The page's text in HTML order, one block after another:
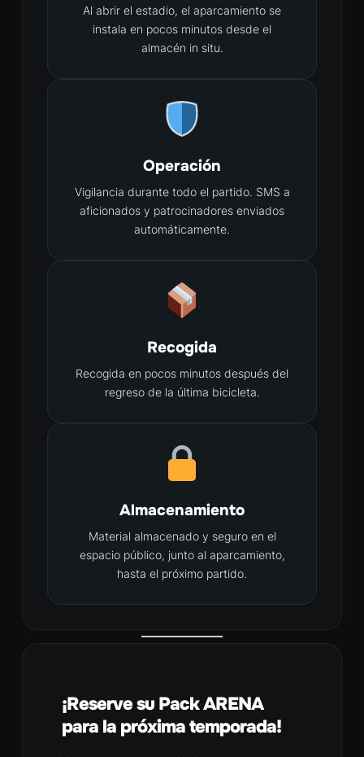
Al abrir el estadio, el aparcamiento se
instala en pocos minutos desde el
almacén in situ.
Operación
Vigilancia durante todo el partido. SMS a
aficionados y patrocinadores enviados
automáticamente.
Recogida
Recogida en pocos minutos después del
regreso de la última bicicleta.
Almacenamiento
Material almacenado y seguro en el
espacio público, junto al aparcamiento,
hasta el próximo partido.
¡Reserve su Pack ARENA
para la próxima temporada!